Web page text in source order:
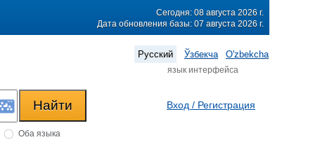
Сегодня: 08 августа 2026 г.
Дата обновления базы: 07 августа 2026 г.
Русский Ўзбекча O'zbekcha
язык интерфейса
Оба языка
Вход / Регистрация